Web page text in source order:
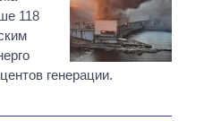
118
генерации.